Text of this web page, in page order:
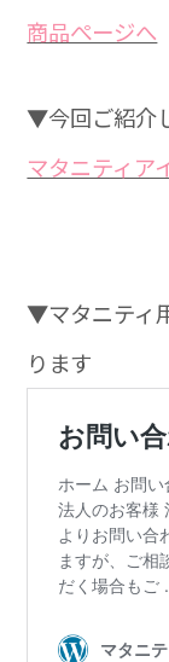
商品ぺージへ
▼今回ご紹介
マタニティア
▼マタニティ
ります